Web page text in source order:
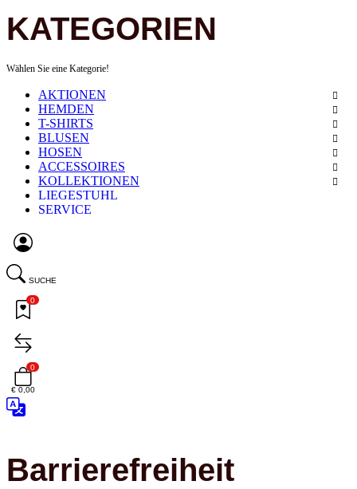
KATEGORIEN
Wählen Sie eine Kategorie!
AKTIONEN
HEMDEN
T-SHIRTS
BLUSEN
HOSEN
ACCESSOIRES
KOLLEKTIONEN
LIEGESTUHL
SERVICE
SUCHE
0
0
€ 0,00
Barrierefreiheit